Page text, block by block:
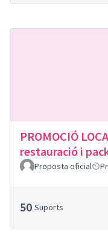
PROMOCIÓ
restauració i
Proposta oficial
50 Suports